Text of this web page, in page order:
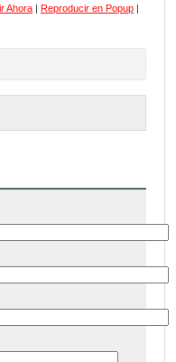
Ahora | Reproducir en Popup |